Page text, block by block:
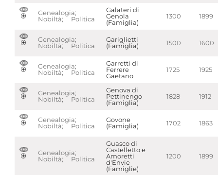
Genealogia;
Nobiltà; Politica
Galateri di
Genola
(Famiglia)
1300 1899
Genealogia;
Nobiltà; Politica
Gariglietti
(Famiglia)
1500 1600
Genealogia;
Nobiltà; Politica
Garretti di
Ferrere
Gaetano
1725 1925
Genealogia;
Nobiltà; Politica
Genova di
Pettinengo
(Famiglia)
1828 1912
Genealogia;
Nobiltà; Politica
Govone
(Famiglia)
1702 1863
Genealogia;
Nobiltà; Politica
Guasco di
Castelletto e
Amoretti
d'Envie
(Famiglie)
1200 1899